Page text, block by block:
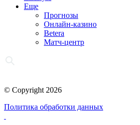
Еще
Прогнозы
Онлайн-казино
Betera
Матч-центр
© Copyright 2026
Политика обработки данных